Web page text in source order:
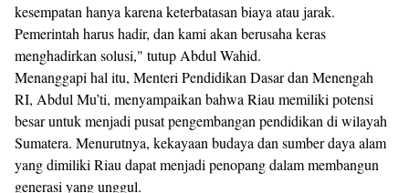
kesempatan hanya karena keterbatasan biaya atau jarak.
Pemerintah harus hadir, dan kami akan berusaha keras
menghadirkan solusi," tutup Abdul Wahid.
Menanggapi hal itu, Menteri Pendidikan Dasar dan Menengah
RI, Abdul Mu’ti, menyampaikan bahwa Riau memiliki potensi
besar untuk menjadi pusat pengembangan pendidikan di wilayah
Sumatera. Menurutnya, kekayaan budaya dan sumber daya alam
yang dimiliki Riau dapat menjadi penopang dalam membangun
generasi yang unggul.